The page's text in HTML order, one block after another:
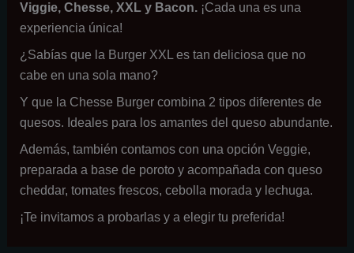
Viggie, Chesse, XXL y Bacon.¡Cada una es una
experiencia única!
¿Sabías que la Burger XXL es tan deliciosa que no
cabe en una sola mano?
Y que la Chesse Burger combina 2 tipos diferentes de
quesos. Ideales para los amantes del queso abundante.
Además, también contamos con una opción Veggie,
preparada a base de poroto y acompañada con queso
cheddar, tomates frescos, cebolla morada y lechuga.
¡Te invitamos a probarlas y a elegir tu preferida!